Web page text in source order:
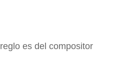
es del compositor